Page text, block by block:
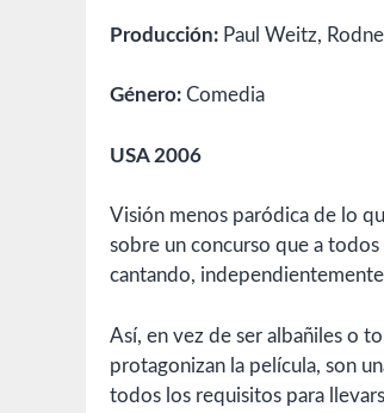
Producción: Paul Weitz,
Género: Comedia
USA 2006
Visión menos paródica de lo
sobre un concurso que a
cantando,
Así, en vez de ser albañiles o
protagonizan la película, son
todos los requisitos para